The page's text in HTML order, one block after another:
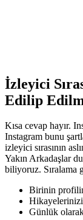
İzleyici
Edilip
Kısa cevap hayır.
Instagram bunu
izleyici sırasının
Yakın Arkadaşlar
biliyoruz. Sıralama
Birinin
Günlük olarak